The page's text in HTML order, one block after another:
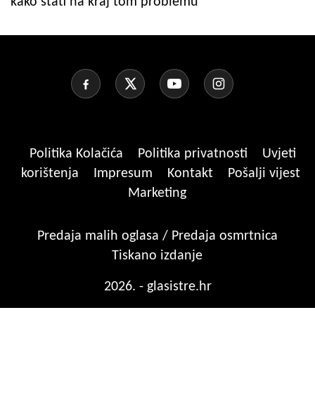
Politika Kolačića Politika privatnosti
Uvjeti
korištenja
Impresum Kontakt
Pošalji vijest
Marketing
Predaja malih oglasa / Predaja osmrtnica
Tiskano izdanje
2026. - glasistre.hr